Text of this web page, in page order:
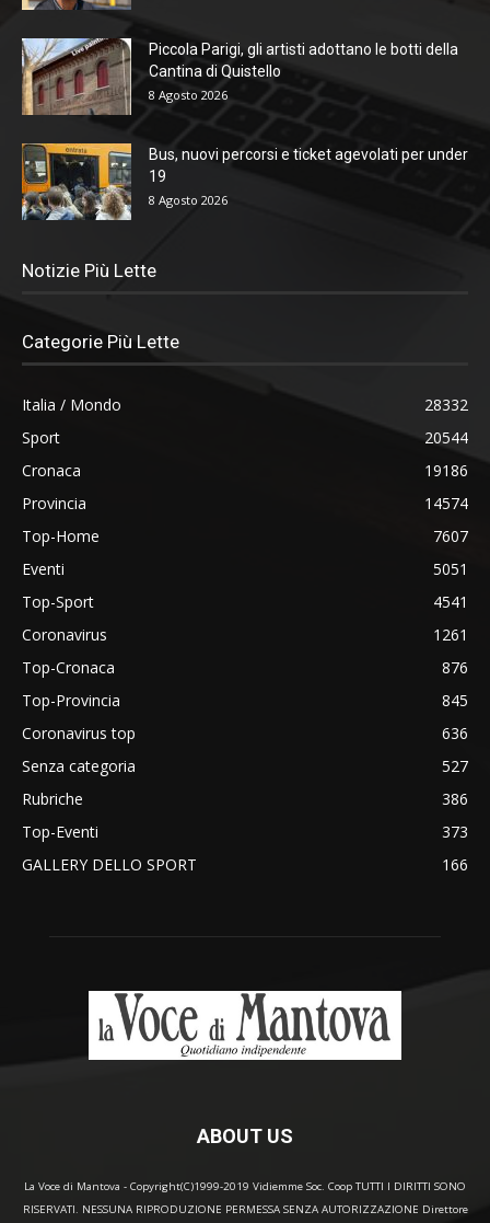
Piccola Parigi, gli artisti adottano le botti della
Cantina di Quistello
8 Agosto 2026
Bus, nuovi percorsi e ticket agevolati per under
19
8 Agosto 2026
Notizie Più Lette
Categorie Più Lette
Italia / Mondo
28332
Sport
20544
Cronaca
19186
Provincia
14574
Top-Home
7607
Eventi
5051
Top-Sport
4541
Coronavirus
1261
Top-Cronaca
876
Top-Provincia
845
Coronavirus top
636
Senza categoria
527
Rubriche
386
Top-Eventi
373
GALLERY DELLO SPORT
166
ABOUT US
La Voce di Mantova - Copyright(C)1999-2019 Vidiemme Soc. Coop TUTTI I DIRITTI SONO
RISERVATI. NESSUNA RIPRODUZIONE PERMESSA SENZA AUTORIZZAZIONE Direttore